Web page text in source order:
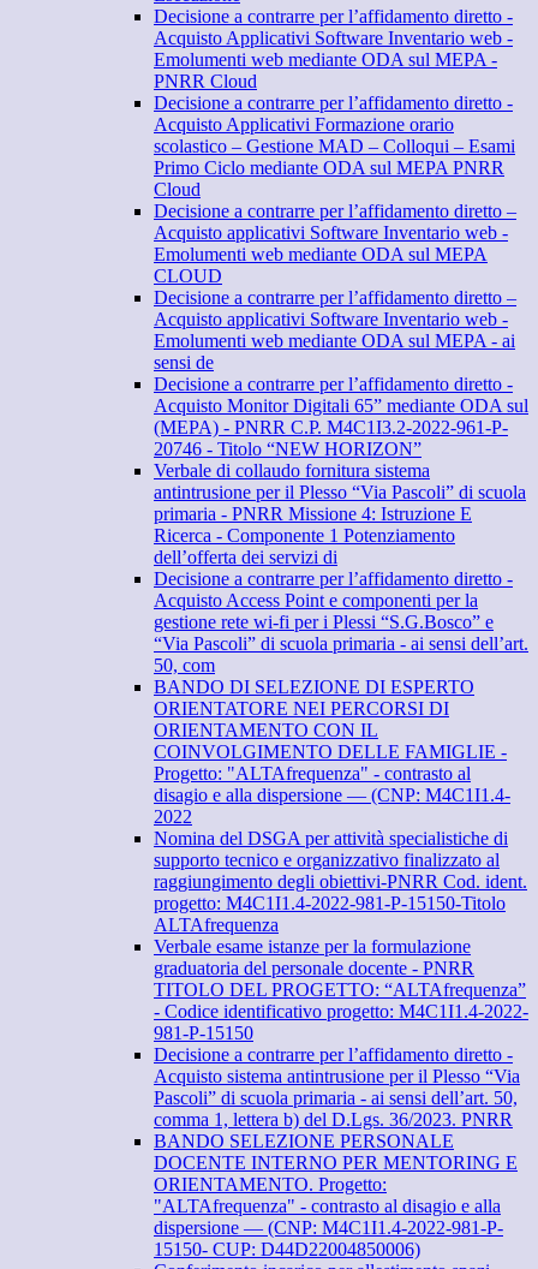
Decisione a contrarre per l’affidamento diretto -
Acquisto Applicativi Software Inventario web -
Emolumenti web mediante ODA sul MEPA -
PNRR Cloud
Decisione a contrarre per l’affidamento diretto -
Acquisto Applicativi Formazione orario
scolastico – Gestione MAD – Colloqui – Esami
Primo Ciclo mediante ODA sul MEPA PNRR
Cloud
Decisione a contrarre per l’affidamento diretto –
Acquisto applicativi Software Inventario web -
Emolumenti web mediante ODA sul MEPA
CLOUD
Decisione a contrarre per l’affidamento diretto –
Acquisto applicativi Software Inventario web -
Emolumenti web mediante ODA sul MEPA - ai
sensi de
Decisione a contrarre per l’affidamento diretto -
Acquisto Monitor Digitali 65” mediante ODA sul
(MEPA) - PNRR C.P. M4C1I3.2-2022-961-P-
20746 - Titolo “NEW HORIZON”
Verbale di collaudo fornitura sistema
antintrusione per il Plesso “Via Pascoli” di scuola
primaria - PNRR Missione 4: Istruzione E
Ricerca - Componente 1 Potenziamento
dell’offerta dei servizi di
Decisione a contrarre per l’affidamento diretto -
Acquisto Access Point e componenti per la
gestione rete wi-fi per i Plessi “S.G.Bosco” e
“Via Pascoli” di scuola primaria - ai sensi dell’art.
50, com
BANDO DI SELEZIONE DI ESPERTO
ORIENTATORE NEI PERCORSI DI
ORIENTAMENTO CON IL
COINVOLGIMENTO DELLE FAMIGLIE -
Progetto: "ALTAfrequenza" - contrasto al
disagio e alla dispersione — (CNP: M4C1I1.4-
2022
Nomina del DSGA per attività specialistiche di
supporto tecnico e organizzativo finalizzato al
raggiungimento degli obiettivi-PNRR Cod. ident.
progetto: M4C1I1.4-2022-981-P-15150-Titolo
ALTAfrequenza
Verbale esame istanze per la formulazione
graduatoria del personale docente - PNRR
TITOLO DEL PROGETTO: “ALTAfrequenza”
- Codice identificativo progetto: M4C1I1.4-2022-
981-P-15150
Decisione a contrarre per l’affidamento diretto -
Acquisto sistema antintrusione per il Plesso “Via
Pascoli” di scuola primaria - ai sensi dell’art. 50,
comma 1, lettera b) del D.Lgs. 36/2023. PNRR
BANDO SELEZIONE PERSONALE
DOCENTE INTERNO PER MENTORING E
ORIENTAMENTO. Progetto:
"ALTAfrequenza" - contrasto al disagio e alla
dispersione — (CNP: M4C1I1.4-2022-981-P-
15150- CUP: D44D22004850006)